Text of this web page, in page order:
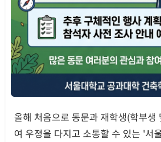
올해 처음으로 동문과 재학생(학부생
여 우정을 다지고 소통할 수 있는 '서